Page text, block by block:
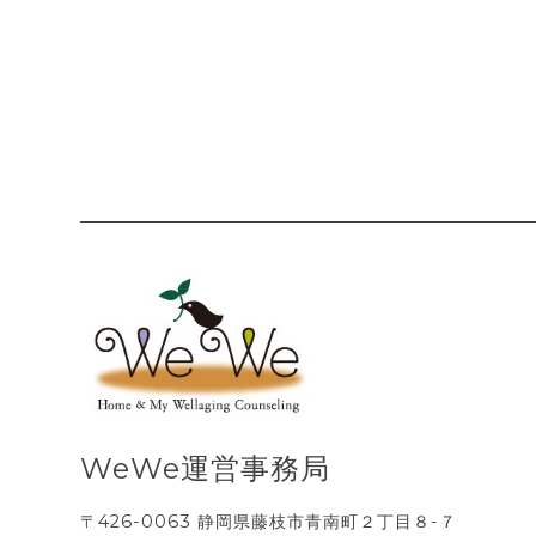
WeWe運営事務局
〒426-0063 静岡県藤枝市青南町２丁目８-７